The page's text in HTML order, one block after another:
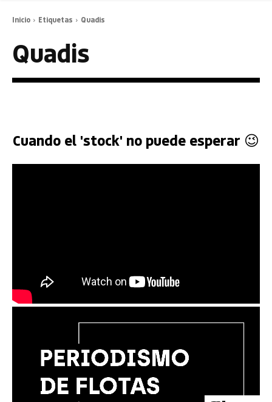
Inicio Etiquetas Quadis
Quadis
Cuando el 'stock' no puede esperar 😉